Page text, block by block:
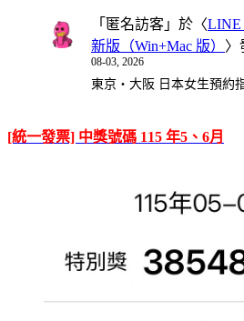
「 匿名訪客 」於〈LINE
新版（Win+Mac 版） 〉
08-03, 2026
東京・大阪 日本女生預約
[統一發票] 中獎號碼 115 年5、6月